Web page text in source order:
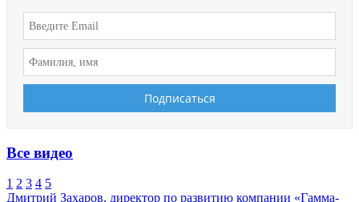
Все видео
1 2 3 4 5
Дмитрий Захаров, директор по развитию компании «Гамма-